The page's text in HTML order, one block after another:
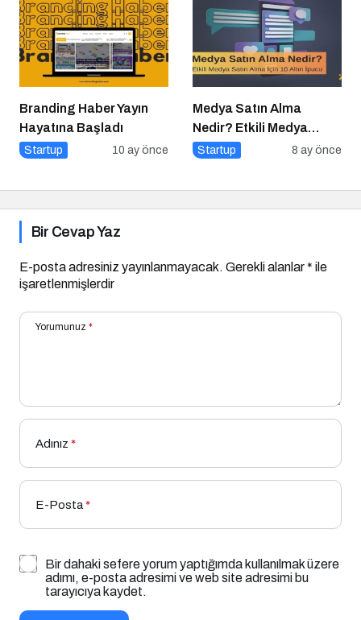
Branding Haber Yayın
Hayatına Başladı
Startup 10 ay önce
Medya Satın Alma
Nedir? Etkili Medya
Satın Alma İçin 10 Altın
Startup 8 ay önce
Bir Cevap Yaz
E-posta adresiniz yayınlanmayacak. Gerekli alanlar* ile
işaretlenmişlerdir
Yorumunuz *
Adınız *
E-Posta*
Bir dahaki sefere yorum yaptığımda kullanılmak üzere
adımı, e-posta adresimi ve web site adresimi bu
tarayıcıya kaydet.